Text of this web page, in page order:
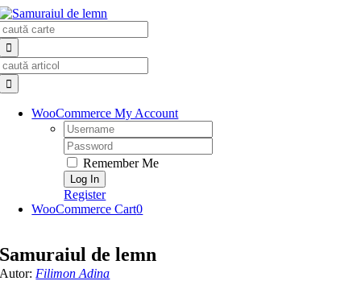
Skip
to
content
WooCommerce My Account
Username:
Password:
Remember Me
Register
WooCommerce Cart0
Samuraiul de lemn
Autor: Filimon Adina